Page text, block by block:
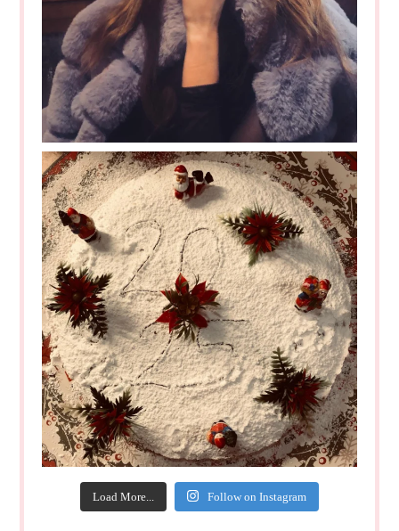
Load More... Follow on Instagram